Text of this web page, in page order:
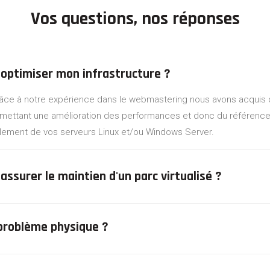
Vos questions, nos réponses
mon infrastructure ?
à notre expérience dans le webmastering nous avons
une amélioration des performances et donc du
de vos serveurs Linux et/ou Windows Server.
le maintien d'un parc virtualisé ?
étant spécialiste de l'hébergement virtualisé et de l'infogérance
votre SI en condition opérationnelle sous les
physique ?